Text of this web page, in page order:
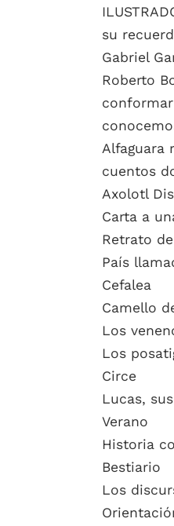
su
Gabriel
Roberto
Alfaguara
cuentos
Axolotl
Carta a
Retrato
País
Cefalea
Camello
Los
Los
Circe
Lucas,
Verano
Historia
Bestiario
Los